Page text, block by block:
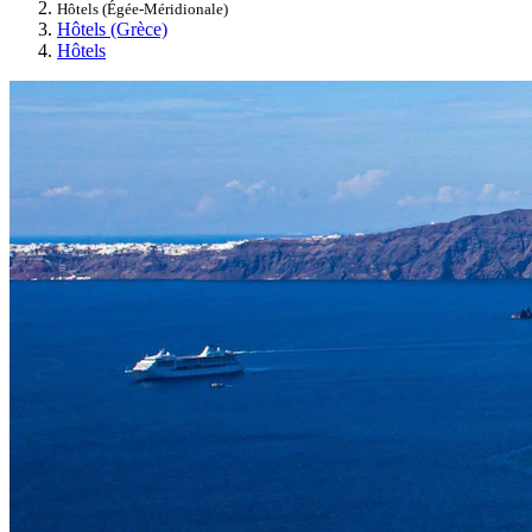
Hôtels (Égée-Méridionale)
Hôtels (Grèce)
Hôtels